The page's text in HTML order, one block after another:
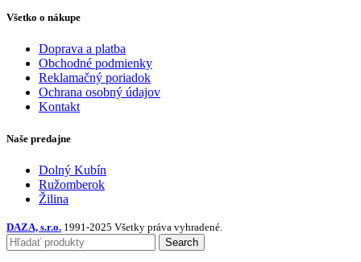
Všetko o nákupe
Doprava a platba
Obchodné podmienky
Reklamačný poriadok
Ochrana osobný údajov
Kontakt
Naše predajne
Dolný Kubín
Ružomberok
Žilina
DAZA, s.r.o. 1991-2025 Všetky práva vyhradené.
Search